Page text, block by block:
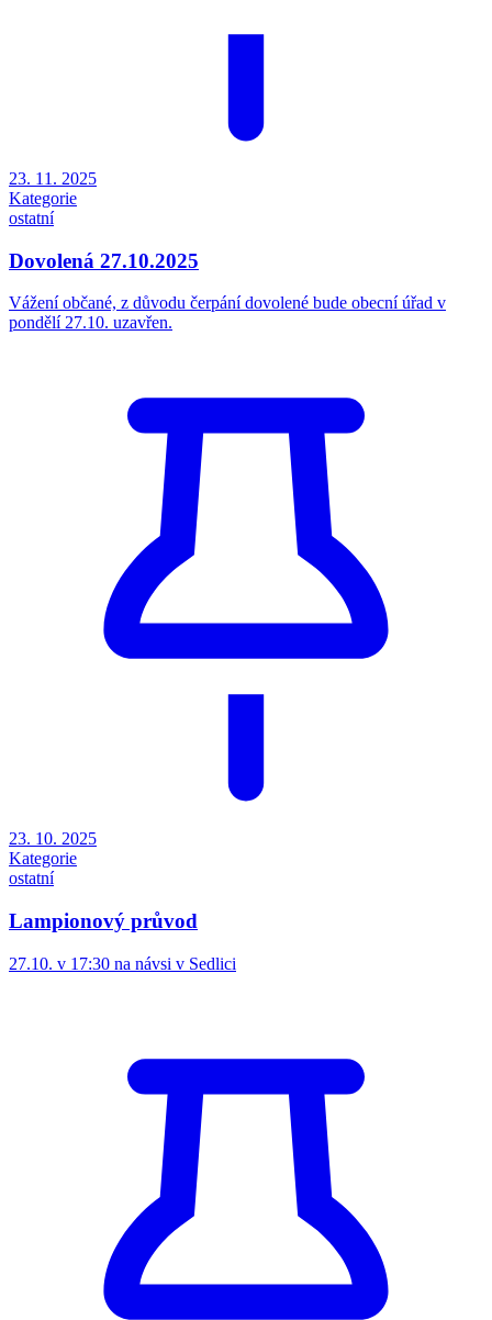
23. 11. 2025
Kategorie
ostatní
Dovolená 27.10.2025
Vážení občané, z důvodu čerpání dovolené bude obecní úřad v
pondělí 27.10. uzavřen.
23. 10. 2025
Kategorie
ostatní
Lampionový průvod
27.10. v 17:30 na návsi v Sedlici